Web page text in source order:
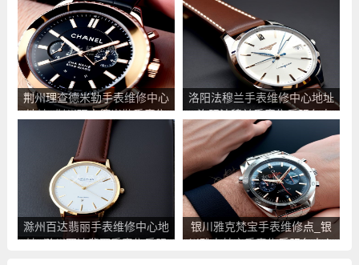
荆州理查德米勒手表维修中心
地址_荆州理查德米勒手表售
后服务点查询
洛阳法穆兰手表维修中心地址
_洛阳法穆兰手表售后服务点
查询
滁州百达翡丽手表维修中心地
址_滁州百达翡丽手表售后服
银川雅克梵宝手表维修点_银
川雅克梵宝手表售后服务中心